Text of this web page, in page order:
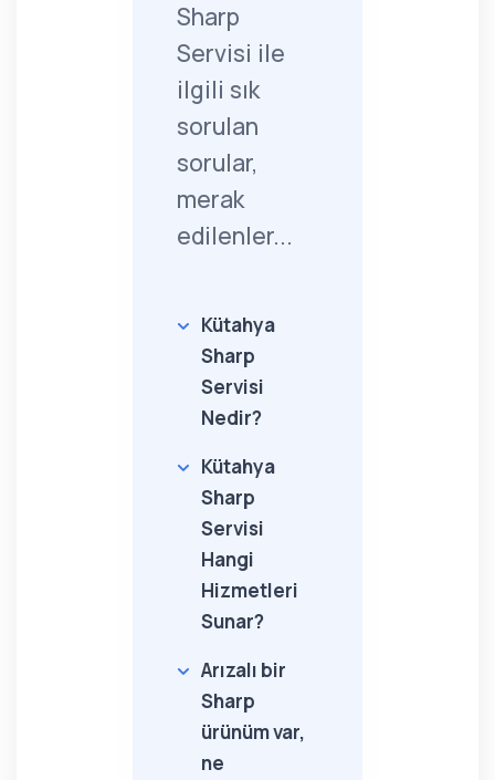
Sharp
Servisi ile
ilgili sık
sorulan
sorular,
merak
edilenler...
Kütahya
Sharp
Servisi
Nedir?
Kütahya
Sharp
Servisi
Hangi
Hizmetleri
Sunar?
Arızalı bir
Sharp
ürünüm var,
ne